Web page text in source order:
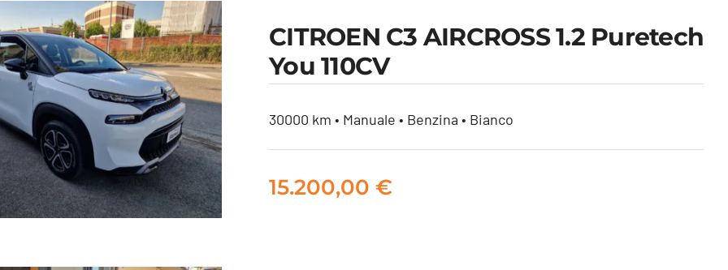
Volkswagen
1.2
Giubileo 50°
CITROEN C3 AIRCROSS 1.2 Puretech
You 110CV
30000 km • Manuale • Benzina • Bianco
15.200,00€